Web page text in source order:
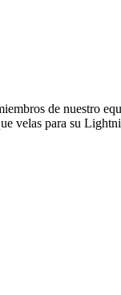
de nuestro
velas para su